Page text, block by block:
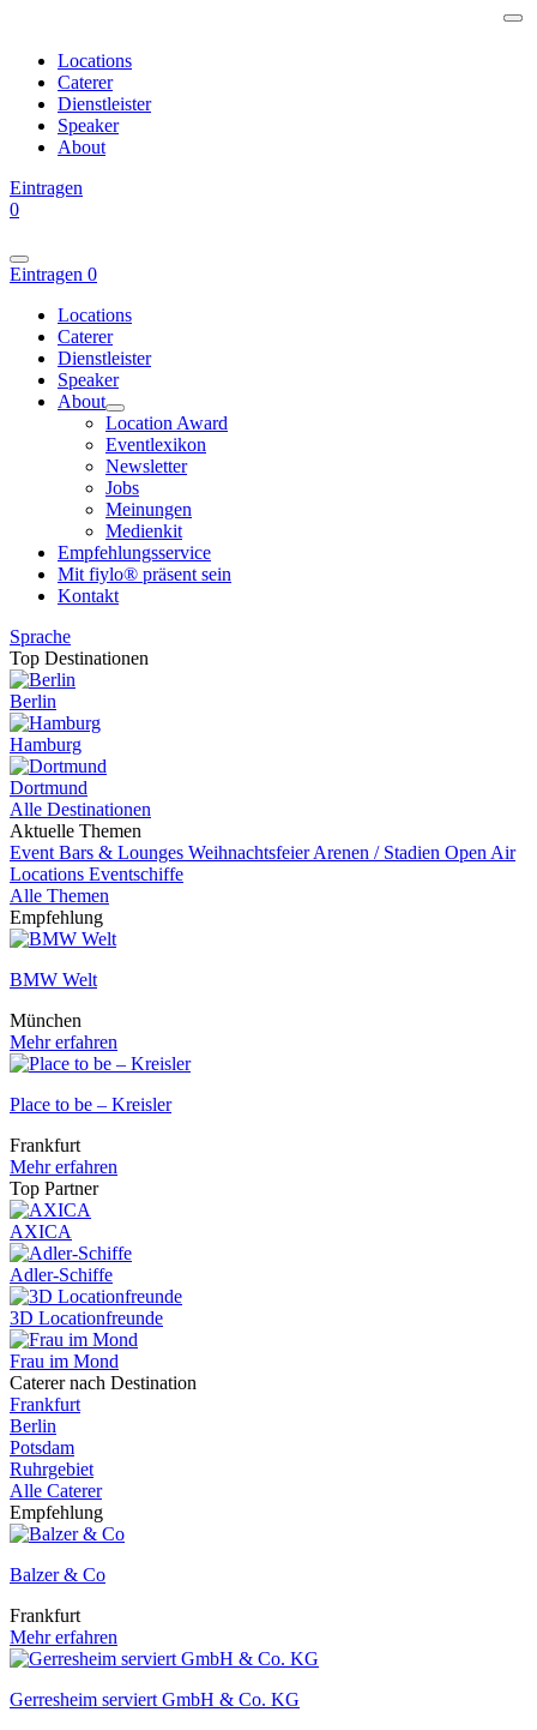
Locations
Caterer
Dienstleister
Speaker
About
Eintragen
0
Eintragen 0
Locations
Caterer
Dienstleister
Speaker
About
Location Award
Eventlexikon
Newsletter
Jobs
Meinungen
Medienkit
Empfehlungsservice
Mit fiylo® präsent sein
Kontakt
Sprache
Top Destinationen
Berlin
Hamburg
Dortmund
Alle Destinationen
Aktuelle Themen
Event Bars & Lounges WeihnachtsfeierArenen / Stadien Open Air
Locations Eventschiffe
Alle Themen
Empfehlung
BMW Welt
München
Mehr erfahren
Place to be – Kreisler
Frankfurt
Mehr erfahren
Top Partner
AXICA
Adler-Schiffe
3D Locationfreunde
Frau im Mond
Caterer nach Destination
Frankfurt
Berlin
Potsdam
Ruhrgebiet
Alle Caterer
Empfehlung
Balzer & Co
Frankfurt
Mehr erfahren
Gerresheim serviert GmbH & Co. KG